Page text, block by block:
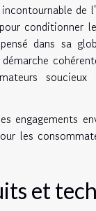
de
conditionner
dans sa
engagements
les
et